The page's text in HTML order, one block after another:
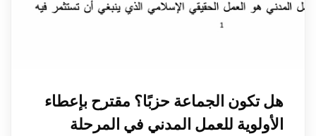
هل تكون الجماعة حزبًا؟ مقترح بإعطاء
الأولوية للعمل المدني في المرحلة